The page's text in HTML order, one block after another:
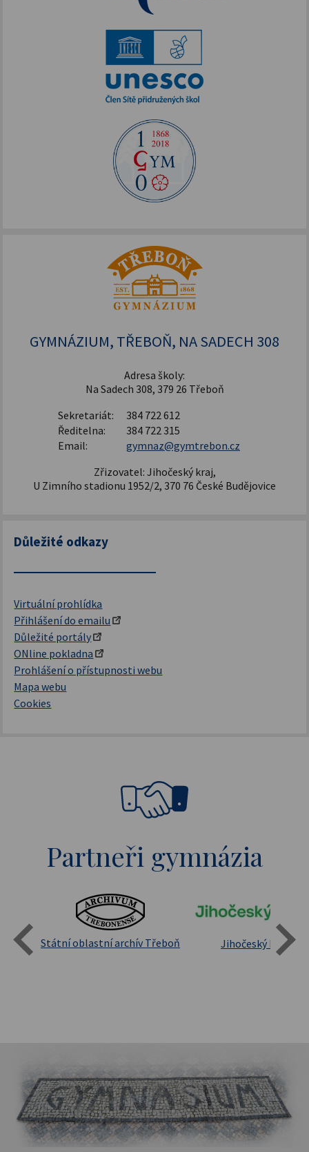
GYMNÁZIUM, TŘEBOŇ, NA SADECH 308
Adresa školy:
Na Sadech 308, 379 26 Třeboň
Sekretariát:
384 722 612
Ředitelna:
384 722 315
Email:
gymnaz@gymtrebon.cz
Zřizovatel: Jihočeský kraj,
U Zimního stadionu 1952/2, 370 76 České Budějovice
Důležité odkazy
Virtuální prohlídka
Přihlášení do emailu
Důležité portály
ONline pokladna
Prohlášení o přístupnosti webu
Mapa webu
Cookies
Partneři gymnázia
Státní oblastní archív Třeboň Jihočeský kraj